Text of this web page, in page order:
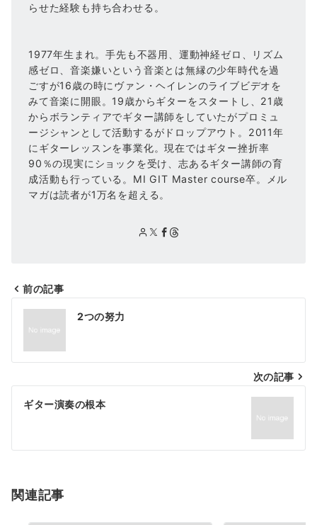
らせた経験も持ち合わせる。
1977年生まれ。手先も不器用、運動神経ゼロ、リズム
感ゼロ、音楽嫌いという音楽とは無縁の少年時代を過
ごすが16歳の時にヴァン・ヘイレンのライブビデオを
みて音楽に開眼。19歳からギターをスタートし、21歳
からボランティアでギター講師をしていたがプロミュ
ージシャンとして活動するがドロップアウト。2011年
にギターレッスンを事業化。現在ではギター挫折率
90％の現実にショックを受け、志あるギター講師の育
成活動も行っている。MI GIT Master course卒。メル
マガは読者が1万名を超える。
投
ナ
ビ
ゲ
シ
ン
前の記事
2つの努力
次の記事
ギター演奏の根本
関連記事